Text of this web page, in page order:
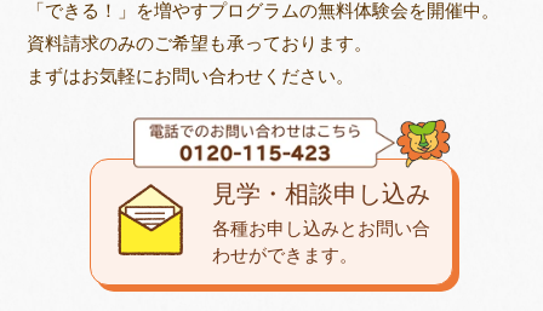
「できる！」を増やすプログラムの無料体験会を開催中。
資料請求のみのご希望も承っております。
まずはお気軽にお問い合わせください。
見学・相談申し込み
各種お申し込みとお問い合
わせができます。